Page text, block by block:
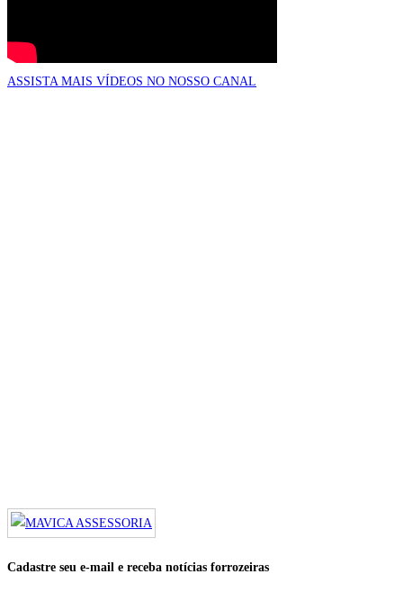
ASSISTA MAIS VÍDEOS NO NOSSO CANAL
Cadastre seu e-mail e receba notícias forrozeiras